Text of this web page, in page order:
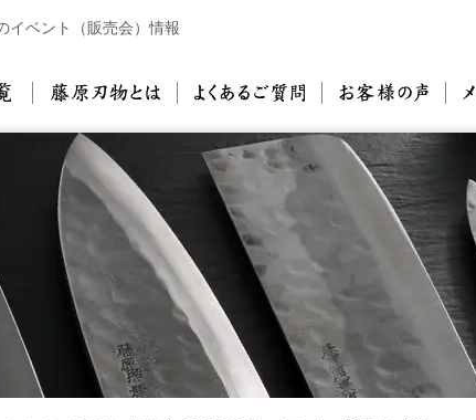
イベント（販売会）情報
包丁一覧 藤原刃物とは よくあるご質問 お客